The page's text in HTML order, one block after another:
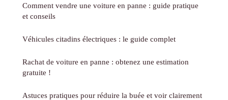
Comment vendre une voiture en panne : guide pratique
et conseils
Véhicules citadins électriques : le guide complet
Rachat de voiture en panne : obtenez une estimation
gratuite !
Astuces pratiques pour réduire la buée et voir clairement